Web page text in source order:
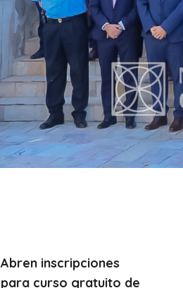
Abren inscripciones
para curso gratuito de